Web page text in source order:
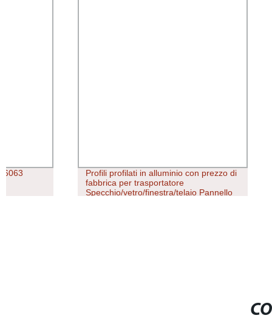
Profili profilati in alluminio con prezzo di
fabbrica per trasportatore
Specchio/vetro/finestra/telaio Pannello
Filo in
produzione